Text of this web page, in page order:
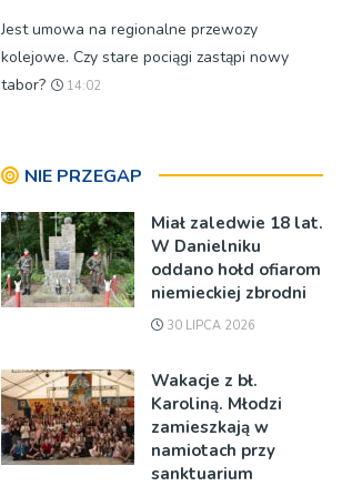
Jest umowa na regionalne przewozy
kolejowe. Czy stare pociągi zastąpi nowy
tabor?
14:02
NIE PRZEGAP
Miał zaledwie 18 lat.
W Danielniku
oddano hołd ofiarom
niemieckiej zbrodni
30 LIPCA 2026
Wakacje z bł.
Karoliną. Młodzi
zamieszkają w
namiotach przy
sanktuarium